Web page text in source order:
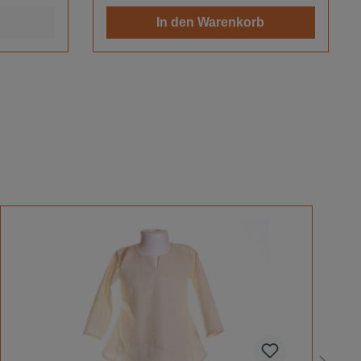
In den Warenkorb